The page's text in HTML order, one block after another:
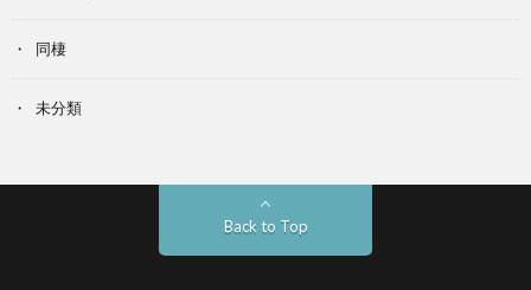
同棲
未分類
Back to Top